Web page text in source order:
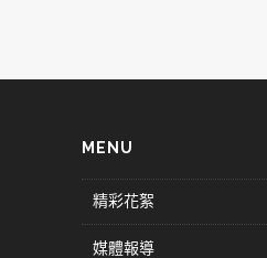
MENU
精彩花絮
媒體報導